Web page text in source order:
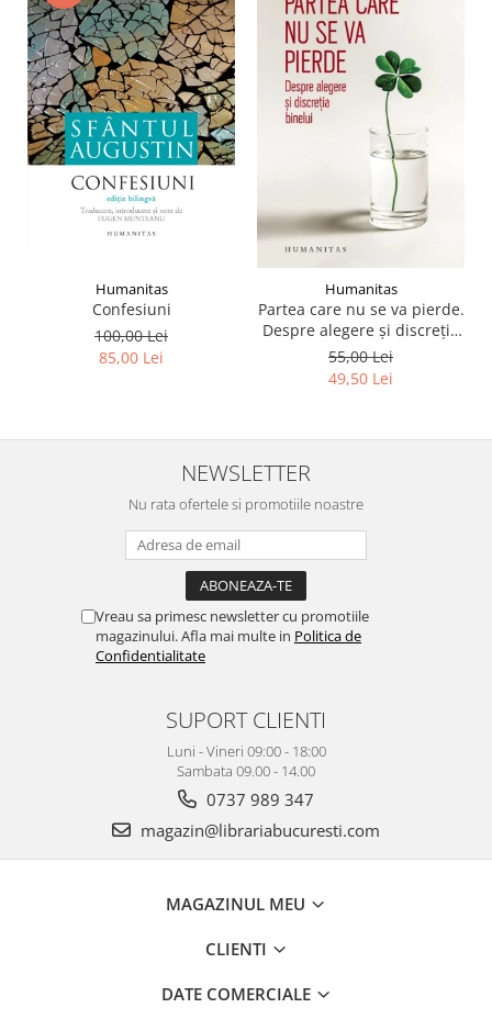
Humanitas
Confesiuni
100,00 Lei
85,00 Lei
Humanitas
Partea care nu se va pierde.
Despre alegere şi discreţia
binelui
55,00 Lei
49,50 Lei
NEWSLETTER
Nu rata ofertele si promotiile noastre
Vreau sa primesc newsletter cu promotiile
magazinului. Afla mai multe in Politica de
Confidentialitate
SUPORT CLIENTI
Luni - Vineri 09:00 - 18:00
Sambata 09.00 - 14.00
0737 989 347
magazin@librariabucuresti.com
MAGAZINUL MEU
CLIENTI
DATE COMERCIALE